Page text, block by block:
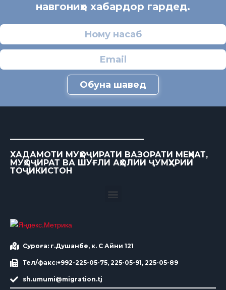
навгониҳо хабардор гардед.
Обуна шавед
ХАДАМОТИ МУҲОҶИРАТИ ВАЗОРАТИ МЕҲНАТ,
МУҲОҶИРАТ ВА ШУҒЛИ АҲОЛИИ ҶУМҲУРИИ
ТОҶИКИСТОН
Суроға: г.Душанбе, к. С Айни 121
Тел/факс:+992-225-05-75, 225-05-91, 225-05-89
sh.umumi@migration.tj